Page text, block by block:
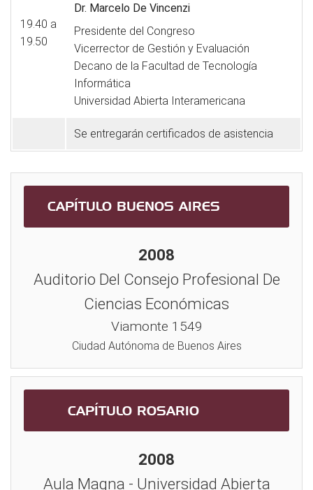
19.40 a
19.50
Dr. Marcelo De Vincenzi
Presidente del Congreso
Vicerrector de Gestión y Evaluación
Decano de la Facultad de Tecnología
Informática
Universidad Abierta Interamericana
Se entregarán certificados de asistencia
CAPÍTULO BUENOS AIRES
2008
Auditorio Del Consejo Profesional De
Ciencias Económicas
Viamonte 1549
Ciudad Autónoma de Buenos Aires
CAPÍTULO ROSARIO
2008
Aula Magna - Universidad Abierta